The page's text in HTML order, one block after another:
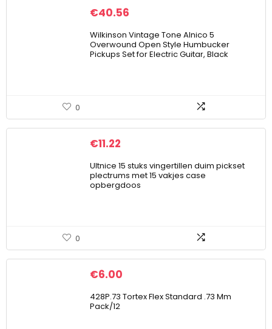
€40.56
Wilkinson Vintage Tone Alnico 5
Overwound Open Style Humbucker
Pickups Set for Electric Guitar, Black
0
€11.22
Ultnice 15 stuks vingertillen duim pickset
plectrums met 15 vakjes case
opbergdoos
0
€6.00
428P.73 Tortex Flex Standard .73 Mm
Pack/12